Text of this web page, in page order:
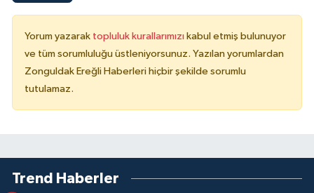
Yorum yazarak topluluk kurallarımızı kabul etmiş bulunuyor
ve tüm sorumluluğu üstleniyorsunuz. Yazılan yorumlardan
Zonguldak Ereğli Haberleri hiçbir şekilde sorumlu
tutulamaz.
Trend Haberler